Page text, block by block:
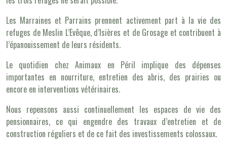
Les Marraines et Parrains prennent activement part à la vie des
refuges de Meslin L’Evêque, d’Isières et de Grosage et contribuent à
l’épanouissement de leurs résidents.
Le quotidien chez Animaux en Péril implique des dépenses
importantes en nourriture, entretien des abris, des prairies ou
encore en interventions vétérinaires.
Nous repensons aussi continuellement les espaces de vie des
pensionnaires, ce qui engendre des travaux d’entretien et de
construction réguliers et de ce fait des investissements colossaux.